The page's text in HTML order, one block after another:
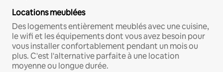
Locations meublées
Des logements entièrement meublés avec une cuisine,
le wifi et les équipements dont vous avez besoin pour
vous installer confortablement pendant un mois ou
plus. C'est l'alternative parfaite à une location
moyenne ou longue durée.